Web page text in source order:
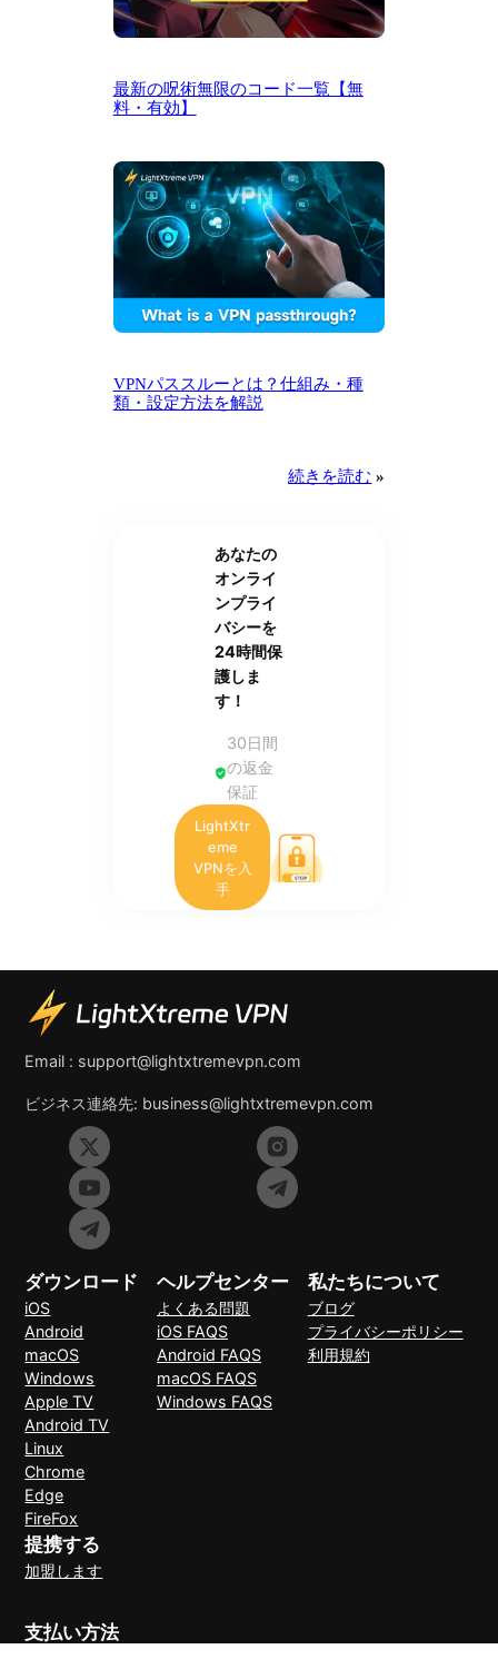
最新の呪術無限のコード一覧【無
料・有効】
VPNパススルーとは？仕組み・種
類・設定方法を解説
続きを読む »
あなたの
オンライ
ンプライ
バシーを
24時間保
護しま
す！
30日間
の返金
保証
LightXtr
eme
VPNを入
手
Email : support@lightxtremevpn.com
ビジネス連絡先: business@lightxtremevpn.com
ダウンロード
iOS
Android
macOS
Windows
Apple TV
Android TV
Linux
Chrome
Edge
FireFox
ヘルプセンター
よくある問題
iOS FAQS
Android FAQS
macOS FAQS
Windows FAQS
私たちについて
ブログ
プライバシーポリシー
利用規約
提携する
加盟します
支払い方法